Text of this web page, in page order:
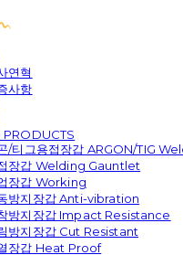
연혁
사항
PRODUCTS
/티그용접장갑 ARGON/TIG
장갑 Welding Gauntlet
장갑 Working
방지장갑 Anti-vibration
방지장갑 Impact Resistance
방지장갑 Cut Resistant
장갑 Heat Proof